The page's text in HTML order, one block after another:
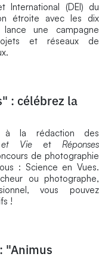
International (DEI) du
étroite avec les dix
lance une campagne
et réseaux de
: célébrez la
à la rédaction des
et Vieet Réponses
de photographie
: Science en Vues.
ou photographe,
vous pouvez
!
"Animus